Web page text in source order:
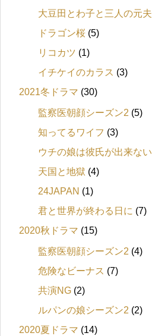
大豆田とわ子と三人の元夫
ドラゴン桜 (5)
リコカツ (1)
イチケイのカラス (3)
2021冬ドラマ (30)
監察医朝顔シーズン2 (5)
知ってるワイフ (3)
ウチの娘は彼氏が出来ない
天国と地獄 (4)
24JAPAN (1)
君と世界が終わる日に (7)
2020秋ドラマ (15)
監察医朝顔シーズン2 (4)
危険なビーナス (7)
共演NG (2)
ルパンの娘シーズン2 (2)
2020夏ドラマ (14)